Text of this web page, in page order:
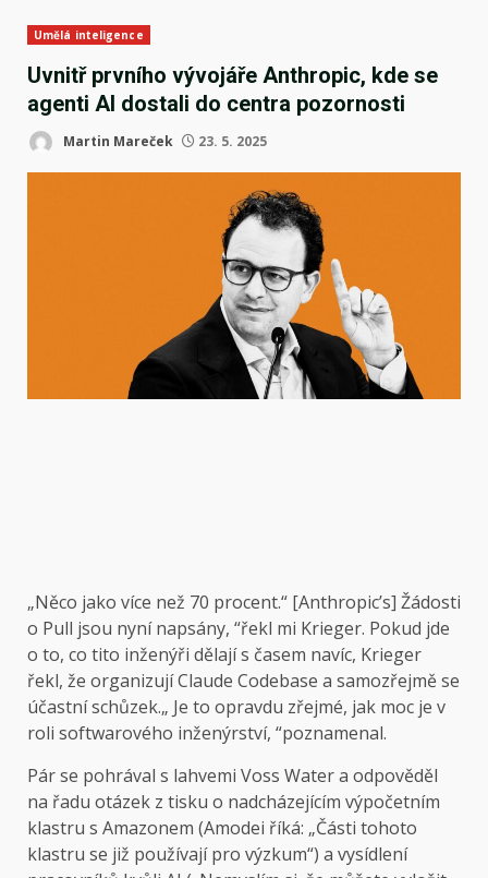
Umělá inteligence
Uvnitř prvního vývojáře Anthropic, kde se
agenti AI dostali do centra pozornosti
Martin Mareček 23. 5. 2025
„Něco jako více než 70 procent.“ [Anthropic’s] Žádosti
o Pull jsou nyní napsány, “řekl mi Krieger. Pokud jde
o to, co tito inženýři dělají s časem navíc, Krieger
řekl, že organizují Claude Codebase a samozřejmě se
účastní schůzek.„ Je to opravdu zřejmé, jak moc je v
roli softwarového inženýrství, “poznamenal.
Pár se pohrával s lahvemi Voss Water a odpověděl
na řadu otázek z tisku o nadcházejícím výpočetním
klastru s Amazonem (Amodei říká: „Části tohoto
klastru se již používají pro výzkum“) a vysídlení